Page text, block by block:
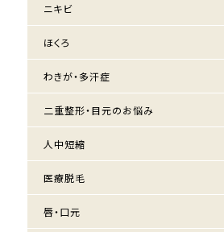
ニキビ
ほくろ
わきが・多汗症
二重整形・目元のお悩み
人中短縮
医療脱毛
唇・口元